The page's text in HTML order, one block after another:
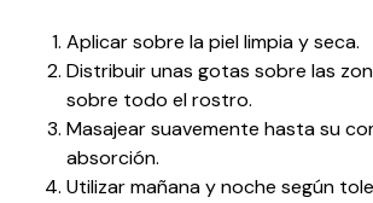
Aplicar sobre la piel limpia y seca.
Distribuir unas gotas sobre las
sobre todo el rostro.
Masajear suavemente hasta su
absorción.
Utilizar mañana y noche según